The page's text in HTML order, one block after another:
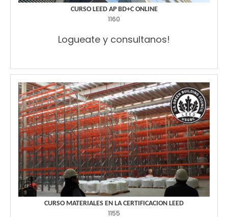
CURSO LEED AP BD+C ONLINE
1160
Logueate y consultanos!
CURSO MATERIALES EN LA CERTIFICACION LEED
1155